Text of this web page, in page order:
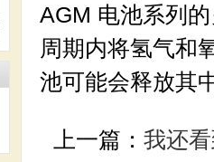
AGM 电池系列
周期内将氢气和
池可能会释放其
上一篇： 我还